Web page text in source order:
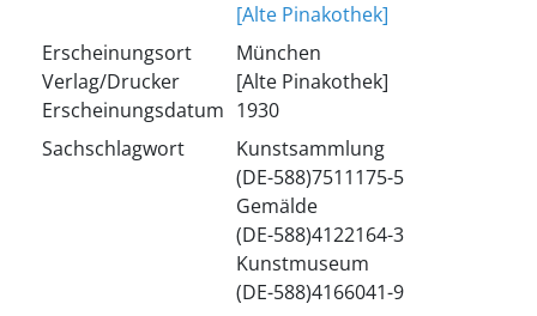
[Alte Pinakothek]
Erscheinungsort
Verlag/Drucker
Erscheinungsdatum
München
[Alte Pinakothek]
1930
Sachschlagwort
Kunstsammlung
(DE-588)7511175-5
Gemälde
(DE-588)4122164-3
Kunstmuseum
(DE-588)4166041-9